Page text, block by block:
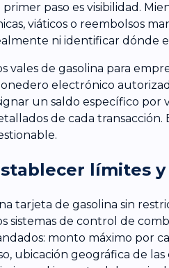
primer paso es visibilidad.
viáticos o reembolsos
ni identificar dónde
vales de gasolina para
electrónico
un saldo específico
de cada
límites
tarjeta de gasolina sin
sistemas de control de
monto máximo por
ubicación geográfica de